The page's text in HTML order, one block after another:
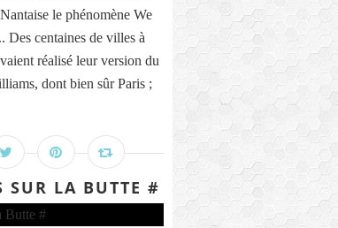
le phénomène We
Des centaines de villes à
réalisé leur version du
dont bien sûr Paris ;
SUR LA BUTTE #